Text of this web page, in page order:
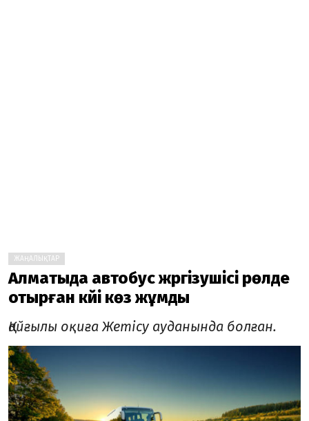
ЖАҢАЛЫҚТАР
Алматыда автобус жүргізушісі рөлде
отырған күйі көз жұмды
Қайғылы оқиға Жетісу ауданында болған.